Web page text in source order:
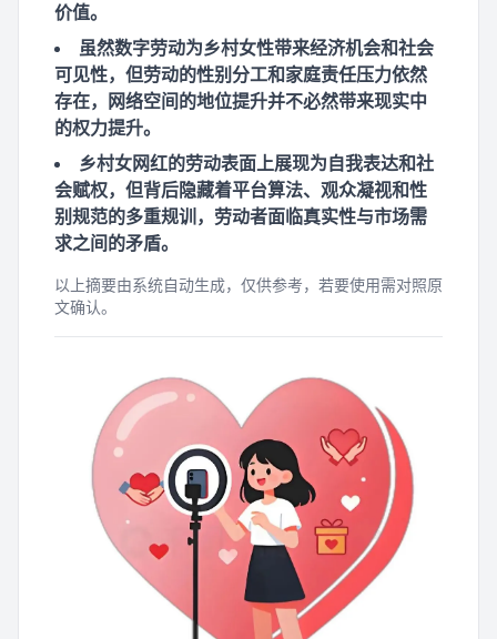
价值。
虽然数字劳动为乡村女性带来经济机会和社会
可见性，但劳动的性别分工和家庭责任压力依然
存在，网络空间的地位提升并不必然带来现实中
的权力提升。
乡村女网红的劳动表面上展现为自我表达和社
会赋权，但背后隐藏着平台算法、观众凝视和性
别规范的多重规训，劳动者面临真实性与市场需
求之间的矛盾。
以上摘要由系统自动生成，仅供参考，若要使用需对照原
文确认。